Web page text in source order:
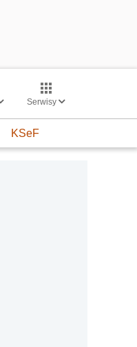
Serwisy
KSeF